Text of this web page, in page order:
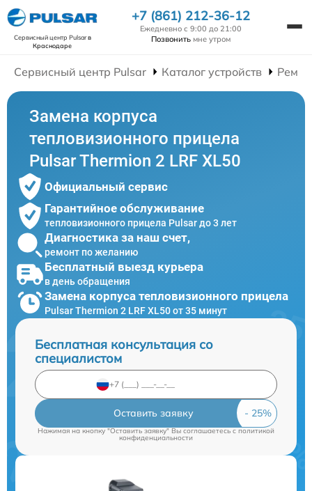
Сервисный центр Pulsarв
Краснодаре
+7 (861) 212-36-12
Ежедневно с 9:00 до 21:00
Позвонить мне утром
Сервисный центр Pulsar Каталог устройств
Замена корпуса
тепловизионного прицела
Pulsar Thermion 2 LRF XL50
Официальный сервис
Гарантийное обслуживание
тепловизионного прицела Pulsar до 3 лет
Диагностика за наш счет,
ремонт по желанию
Бесплатный выезд курьера
в день обращения
Замена корпуса тепловизионного прицела
Pulsar Thermion 2 LRF XL50 от 35 минут
Бесплатная консультация со
специалистом
Оставить заявку
Нажимая на кнопку "Оставить заявку" Вы соглашаетесь cполитикой
конфиденциальности